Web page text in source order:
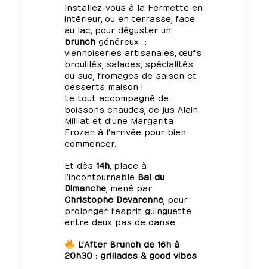
Installez-vous à la Fermette en
intérieur, ou en terrasse, face
au lac, pour déguster un
brunch généreux :
viennoiseries artisanales, œufs
brouillés, salades, spécialités
du sud, fromages de saison et
desserts maison !
Le tout accompagné de
boissons chaudes, de jus Alain
Milliat et d’une Margarita
Frozen à l’arrivée pour bien
commencer.
Et dès 14h , place à
l’incontournable Bal du
Dimanche , mené par
Christophe Devarenne , pour
prolonger l’esprit guinguette
entre deux pas de danse.
L’After Brunch de 16h à
20h30 : grillades & good vibes